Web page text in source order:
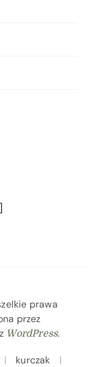
prawa
przez
WordPress.
kurczak